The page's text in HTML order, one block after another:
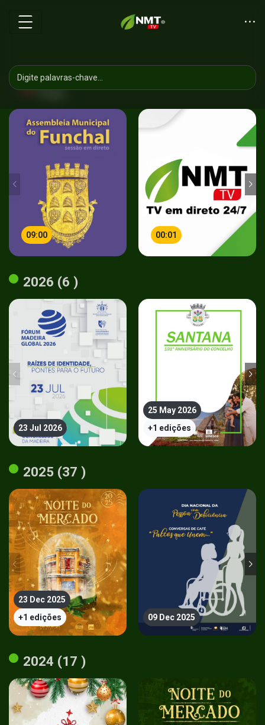
Hoje
09:00 00:01
2026 (6 )
23 Jul 2026
25 May 2026
+1 edições
2025 (37 )
23 Dec 2025
+1 edições
09 Dec 2025
2024 (17 )